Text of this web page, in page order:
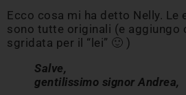
Ecco cosa mi ha detto Nelly. Le
sono tutte originali (e aggiungo
sgridata per il “lei” 🙂 )
Salve,
gentilissimo signor Andrea,